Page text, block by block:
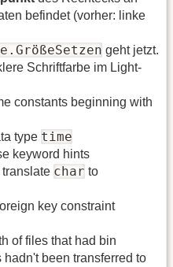
befindet (vorher: linke
geht jetzt.
Schriftfarbe im Light-
constants beginning with
type time
keyword hints
char to
key constraint
of files that had bin
been transferred to